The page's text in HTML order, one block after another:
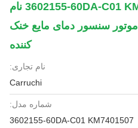
3602155-60DA-C01 KM7401507 CARRUCHI نام
تجاری FAW J7 CA6DM3 موتور سنسور دمای مایع خنک
کننده
نام تجاری:
Carruchi
شماره مدل:
3602155-60DA-C01 KM7401507